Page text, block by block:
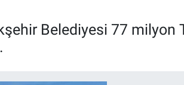
Belediyesi 77 milyon